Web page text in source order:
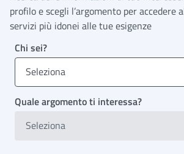
profilo e scegli l’argomento per accedere
servizi più idonei alle tue esigenze
Chi sei?
Seleziona
Quale argomento ti interessa?
Seleziona